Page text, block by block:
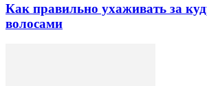
Как правильно ухаживать за
волосами